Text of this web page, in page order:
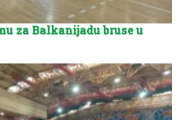
za Balkanijadu bruse u